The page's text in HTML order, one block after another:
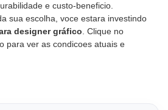
e custo-beneficio.
sua escolha, voce estara investindo
designer gráfico . Clique no
para ver as condicoes atuais e